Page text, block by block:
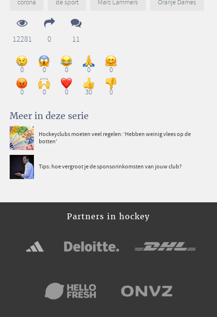
corona de sport Marc Lammers Oranje Dames
12281 0 11
0 0 0 0 0
0 0 0 30 0
Meer in deze serie
Hockeyclubs moeten veel regelen: ‘Hebben weinig vlees op de
botten’
Tips: hoe vergroot je de sponsorinkomsten van jouw club?
Partners in hockey